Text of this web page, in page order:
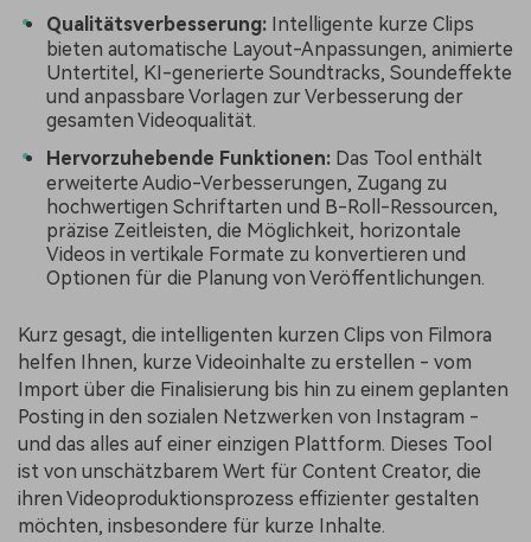
Qualitätsverbesserung: Intelligente kurze Clips
bieten automatische Layout-Anpassungen, animierte
Untertitel, KI-generierte Soundtracks, Soundeffekte
und anpassbare Vorlagen zur Verbesserung der
gesamten Videoqualität.
Hervorzuhebende Funktionen: Das Tool enthält
erweiterte Audio-Verbesserungen, Zugang zu
hochwertigen Schriftarten und B-Roll-Ressourcen,
präzise Zeitleisten, die Möglichkeit, horizontale
Videos in vertikale Formate zu konvertieren und
Optionen für die Planung von Veröffentlichungen.
Kurz gesagt, die intelligenten kurzen Clips von Filmora
helfen Ihnen, kurze Videoinhalte zu erstellen - vom
Import über die Finalisierung bis hin zu einem geplanten
Posting in den sozialen Netzwerken von Instagram -
und das alles auf einer einzigen Plattform. Dieses Tool
ist von unschätzbarem Wert für Content Creator, die
ihren Videoproduktionsprozess effizienter gestalten
möchten, insbesondere für kurze Inhalte.